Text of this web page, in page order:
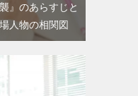
』のあらすじと
人物の相関図